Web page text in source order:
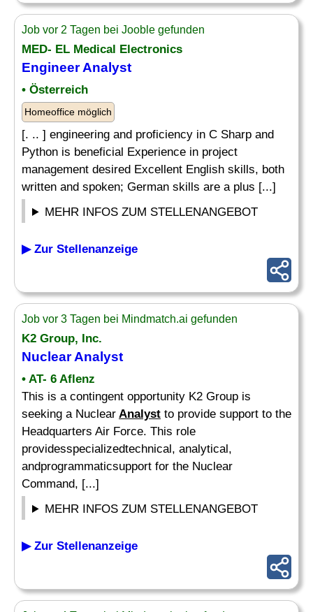
Job vor 2 Tagen bei Jooble gefunden
MED- EL Medical Electronics
EngineerAnalyst
• Österreich
Homeoffice möglich
[. .. ] engineering and proficiency in C Sharp and
Python is beneficial Experience in project
management desired Excellent English skills, both
written and spoken; German skills are a plus [...]
MEHR INFOS ZUM STELLENANGEBOT
▶ Zur Stellenanzeige
Job vor 3 Tagen bei Mindmatch.ai gefunden
K2 Group, Inc.
NuclearAnalyst
• AT- 6 Aflenz
This is a contingent opportunity K2 Group is
seeking a Nuclear Analyst to provide support to the
Headquarters Air Force. This role
providesspecializedtechnical, analytical,
andprogrammaticsupport for the Nuclear
Command, [...]
MEHR INFOS ZUM STELLENANGEBOT
▶ Zur Stellenanzeige